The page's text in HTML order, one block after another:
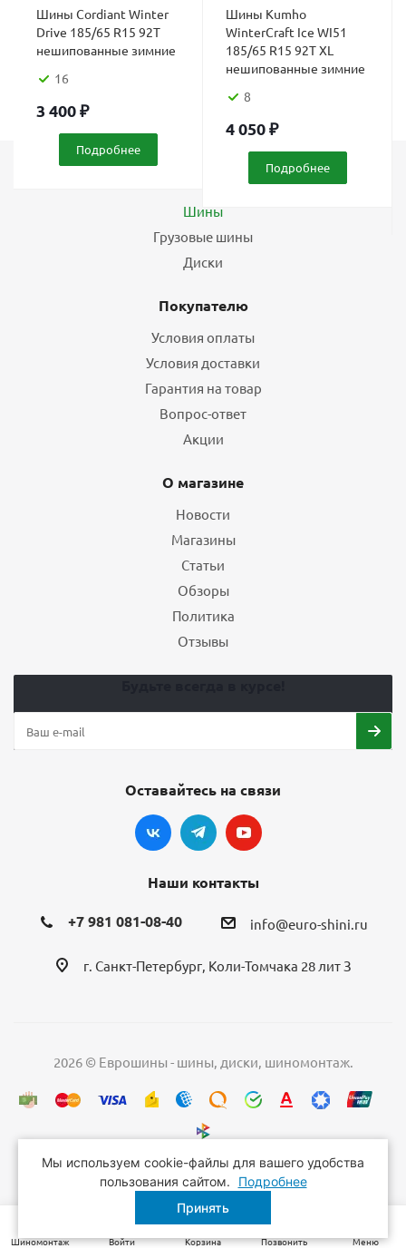
Шины Cordiant Winter
Drive 185/65 R15 92T
нешипованные зимние
16
3 400₽
Подробнее
Шины Kumho
WinterCraft Ice WI51
185/65 R15 92T XL
нешипованные зимние
8
4 050₽
Подробнее
Шины
Грузовые шины
Диски
Покупателю
Условия оплаты
Условия доставки
Гарантия на товар
Вопрос-ответ
Акции
О магазине
Новости
Магазины
Статьи
Обзоры
Политика
Отзывы
Оставайтесь на связи
Наши контакты
+7 981 081-08-40 info@euro-shini.ru
г. Санкт-Петербург, Коли-Томчака 28 лит З
2026 © Еврошины - шины, диски, шиномонтаж.
Мы используем cookie-файлы для вашего удобства
пользования сайтом.
Подробнее
Принять
Шиномонтаж Войти Корзина Позвонить Меню